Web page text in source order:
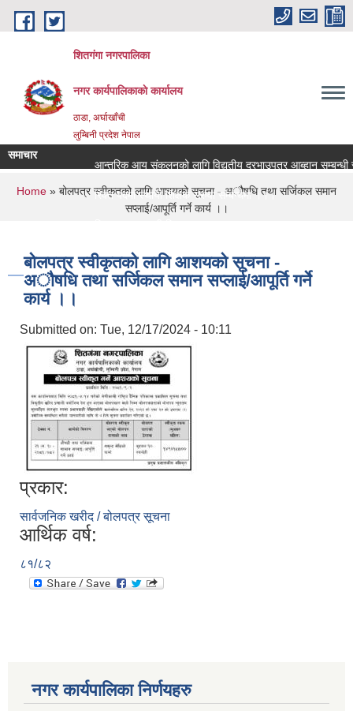
Skip to main content
शितगंगा नगरपालिका
नगर कार्यपालिकाकाे कार्यालय
ठाडा, अर्घाखाँची
लुम्बिनी प्रदेश नेपाल
समाचार
आन्तरिक आय संकलनको लागि विद्युतीय दरभाउपत्र आब्हान सम्बन्धी
रिक्त पदमा स्थायी शिक्षक सरुवा सम्बन्धमा ।।।
You are here
Home » बोलपत्र स्वीकृतको लागि आशयको सूचना - ‌अौषधि तथा सर्जिकल समान
सप्लाई/आपूर्ति गर्ने कार्य ।।
बोलपत्र स्वीकृतको लागि आशयको सूचना -
‌अौषधि तथा सर्जिकल समान सप्लाई/आपूर्ति गर्ने
कार्य ।।
Submitted on: Tue, 12/17/2024 - 10:11
प्रकार:
सार्वजनिक खरीद / बोलपत्र सूचना
आर्थिक वर्ष:
८१/८२
नगर कार्यपालिका निर्णयहरु